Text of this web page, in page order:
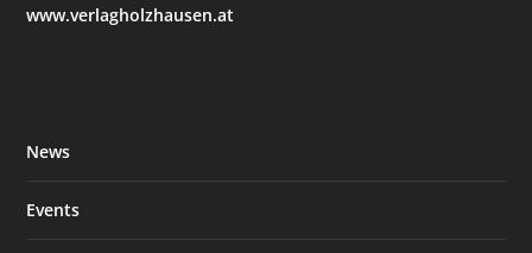
www.verlagholzhausen.at
News
Events